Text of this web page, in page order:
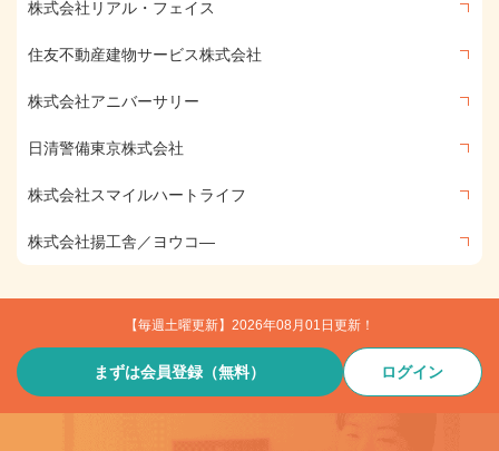
株式会社リアル・フェイス
住友不動産建物サービス株式会社
株式会社アニバーサリー
日清警備東京株式会社
株式会社スマイルハートライフ
株式会社揚工舎／ヨウコ―
【毎週土曜更新】2026年08月01日更新！
まずは会員登録（無料） ログイン